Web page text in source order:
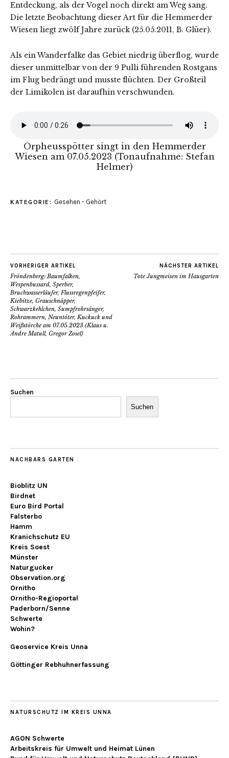
Entdeckung, als der Vogel noch direkt am Weg sang.
Die letzte Beobachtung dieser Art für die Hemmerder
Wiesen liegt zwölf Jahre zurück (25.05.2011, B. Glüer).
Als ein Wanderfalke das Gebiet niedrig überflog, wurde
dieser unmittelbar von der 9 Pulli führenden Rostgans
im Flug bedrängt und musste flüchten. Der Großteil
der Limikolen ist daraufhin verschwunden.
Orpheusspötter singt in den Hemmerder
Wiesen am 07.05.2023 (Tonaufnahme: Stefan
Helmer)
KATEGORIE: Gesehen - Gehört
VORHERIGER ARTIKEL
Fröndenberg: Baumfalken,
Wespenbussard, Sperber,
Bruchwasserläufer, Flussregenpfeifer,
Kiebitze, Grauschnäpper,
Schwarzkehlchen, Sumpfrohrsänger,
Rohrammern, Neuntöter, Kuckuck und
Weißstörche am 07.05.2023 (Klaus u.
Andre Matull, Gregor Zosel)
NÄCHSTER ARTIKEL
Tote Jungmeisen im Hausgarten
Suchen
Suchen
NACHBARS GARTEN
Bioblitz UN
Birdnet
Euro Bird Portal
Falsterbo
Hamm
Kranichschutz EU
Kreis Soest
Münster
Naturgucker
Observation.org
Ornitho
Ornitho-Regioportal
Paderborn/Senne
Schwerte
Wohin?
Geoservice Kreis Unna
Göttinger Rebhuhnerfassung
NATURSCHUTZ IM KREIS UNNA
AGON Schwerte
Arbeitskreis für Umwelt und Heimat Lünen